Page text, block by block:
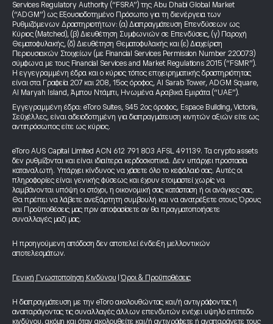
Services Regulatory Authority (“FSRA”) της Abu Dhabi Global Market
(“ADGM”) ως Εξουσιοδοτημένο Πρόσωπο για τη διενέργεια των
Ρυθμιζόμενων Δραστηριοτήτων: (α) Διαπραγμάτευση Επενδύσεων ως
Κύριος (Matched), (β) Διευθέτηση Συμφωνιών σε Επενδύσεις, (γ) Παροχή
Θεματοφυλακής, (δ) Διευθέτηση Θεματοφυλακής και (ε) Διαχείριση
Περιουσιακών Στοιχείων (με Financial Services Permission Number 220073)
σύμφωνα με τους Financial Services and Market Regulations 2015 (“FSMR”).
Η εγγεγραμμένη έδρα και ο κύριος τόπος επιχειρηματικής δραστηριότητας
είναι στα Γραφεία 207 και 208, 15ος όροφος, Al Sarab Tower, ADGM Square,
Al Maryah Island, Άμπου Ντάμπι, Ηνωμένα Αραβικά Εμιράτα (“UAE”).
Εγγεγραμμένη έδρα: eToro Suites, S45 2ος όροφος, Espace Building, Victoria,
Σεϋχέλλες, είναι αδειοδοτημένη για διαπραγμάτευση κινητών αξιών είτε ως
αντιπρόσωπος είτε ως κύριος.
eToro AUS Capital Limited ACN 612 791 803 AFSL 491139. Τα crypto assets
δεν ρυθμίζονται και είναι ιδιαίτερα κερδοσκοπικά. Δεν υπάρχει προστασία
καταναλωτή. Υπάρχει κίνδυνος να χάσετε όλο το κεφάλαιό σας. Αυτές οι
πληροφορίες είναι γενικής φύσεως και έχουν ετοιμαστεί χωρίς να
λαμβάνονται υπόψη οι στόχοι, η οικονομική σας κατάσταση ή οι ανάγκες σας.
Θα πρέπει να λάβετε ανεξάρτητη συμβουλή και να ανατρέξετε στους Όρους
και Προϋποθέσεις μας πριν αποφασίσετε αν θα πραγματοποιήσετε
συναλλαγές μαζί μας.
Η προηγούμενη απόδοση δεν αποτελεί ένδειξη μελλοντικών
αποτελεσμάτων.
Γενική Γνωστοποίηση Κινδύνου Όροι & Προϋποθέσεις
Η διαπραγμάτευση με την eToro ακολουθώντας και/ή αντιγράφοντας ή
αναπαράγοντας τις συναλλαγές άλλων επενδυτών ενέχει υψηλό επίπεδο
κινδύνου, ακόμη και όταν ακολουθείτε και/ή αντιγράφετε ή αναπαράγετε τους